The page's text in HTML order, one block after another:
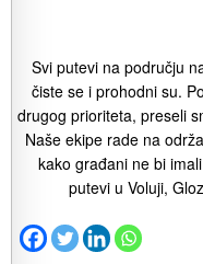
Svi putevi na području
čiste se i prohodni su.
drugog prioriteta, preseli
Naše ekipe rade na
kako građani ne bi
putevi u Voluji,